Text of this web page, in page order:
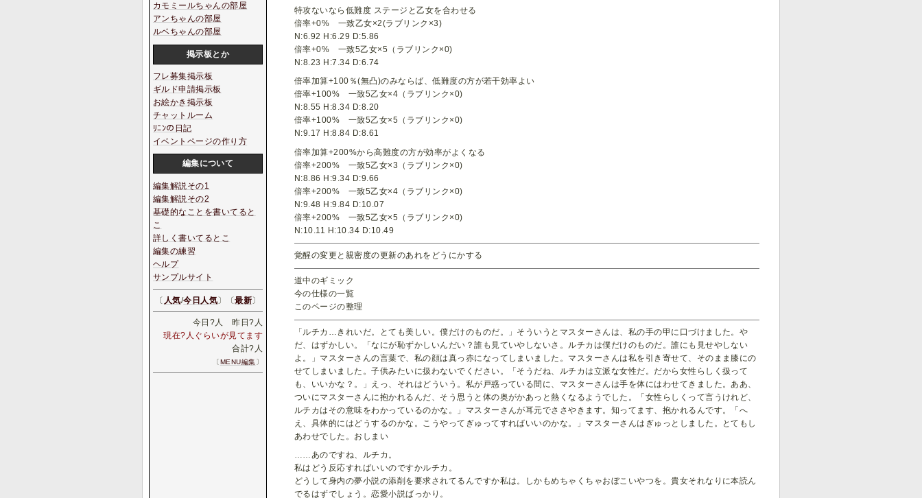
特攻ないなら低難度 ステージと乙女を合わせる
倍率+0% 一致乙女×2(ラブリンク×3)
N:6.92 H:6.29 D:5.86
倍率+0% 一致5乙女×5（ラブリンク×0)
N:8.23 H:7.34 D:6.74
倍率加算+100％(無凸)のみならば、低難度の方が若干効率よい
倍率+100% 一致5乙女×4（ラブリンク×0)
N:8.55 H:8.34 D:8.20
倍率+100% 一致5乙女×5（ラブリンク×0)
N:9.17 H:8.84 D:8.61
倍率加算+200%から高難度の方が効率がよくなる
倍率+200% 一致5乙女×3（ラブリンク×0)
N:8.86 H:9.34 D:9.66
倍率+200% 一致5乙女×4（ラブリンク×0)
N:9.48 H:9.84 D:10.07
倍率+200% 一致5乙女×5（ラブリンク×0)
N:10.11 H:10.34 D:10.49
覚醒の変更と親密度の更新のあれをどうにかする
道中のギミック
今の仕様の一覧
このページの整理
「ルチカ…きれいだ。とても美しい。僕だけのものだ。」そういうとマスターさんは、私の手の甲に口づけました。や
だ、はずかしい。「なにが恥ずかしいんだい？誰も見ていやしないさ。ルチカは僕だけのものだ。誰にも見せやしない
よ。」マスターさんの言葉で、私の顔は真っ赤になってしまいました。マスターさんは私を引き寄せて、そのまま膝にの
せてしまいました。子供みたいに扱わないでください。「そうだね、ルチカは立派な女性だ。だから女性らしく扱って
も、いいかな？。」えっ、それはどういう。私が戸惑っている間に、マスターさんは手を体にはわせてきました。ああ、
ついにマスターさんに抱かれるんだ、そう思うと体の奥がかあっと熱くなるようでした。「女性らしくって言うけれど、
ルチカはその意味をわかっているのかな。」マスターさんが耳元でささやきます。知ってます、抱かれるんです。「へ
え、具体的にはどうするのかな。こうやってぎゅってすればいいのかな。」マスターさんはぎゅっとしました。とてもし
あわせでした。おしまい
……あのですね、ルチカ。
私はどう反応すればいいのですかルチカ。
どうして身内の夢小説の添削を要求されてるんですか私は。しかもめちゃくちゃおぼこいやつを。貴女それなりに本読ん
でるはずでしょう。恋愛小説ばっかり。
カモミールちゃんの部屋
アンちゃんの部屋
ルベちゃんの部屋
掲示板とか
フレ募集掲示板
ギルド申請掲示板
お絵かき掲示板
チャットルーム
ﾘﾆﾝの日記
イベントページの作り方
編集について
編集解説その1
編集解説その2
基礎的なことを書いてると
こ
詳しく書いてるとこ
編集の練習
ヘルプ
サンプルサイト
〔 人気/今日人気〕〔最新〕
今日 ?人 昨日? 人
現在? 人ぐらいが見てます
合計? 人
〔MENU編集〕